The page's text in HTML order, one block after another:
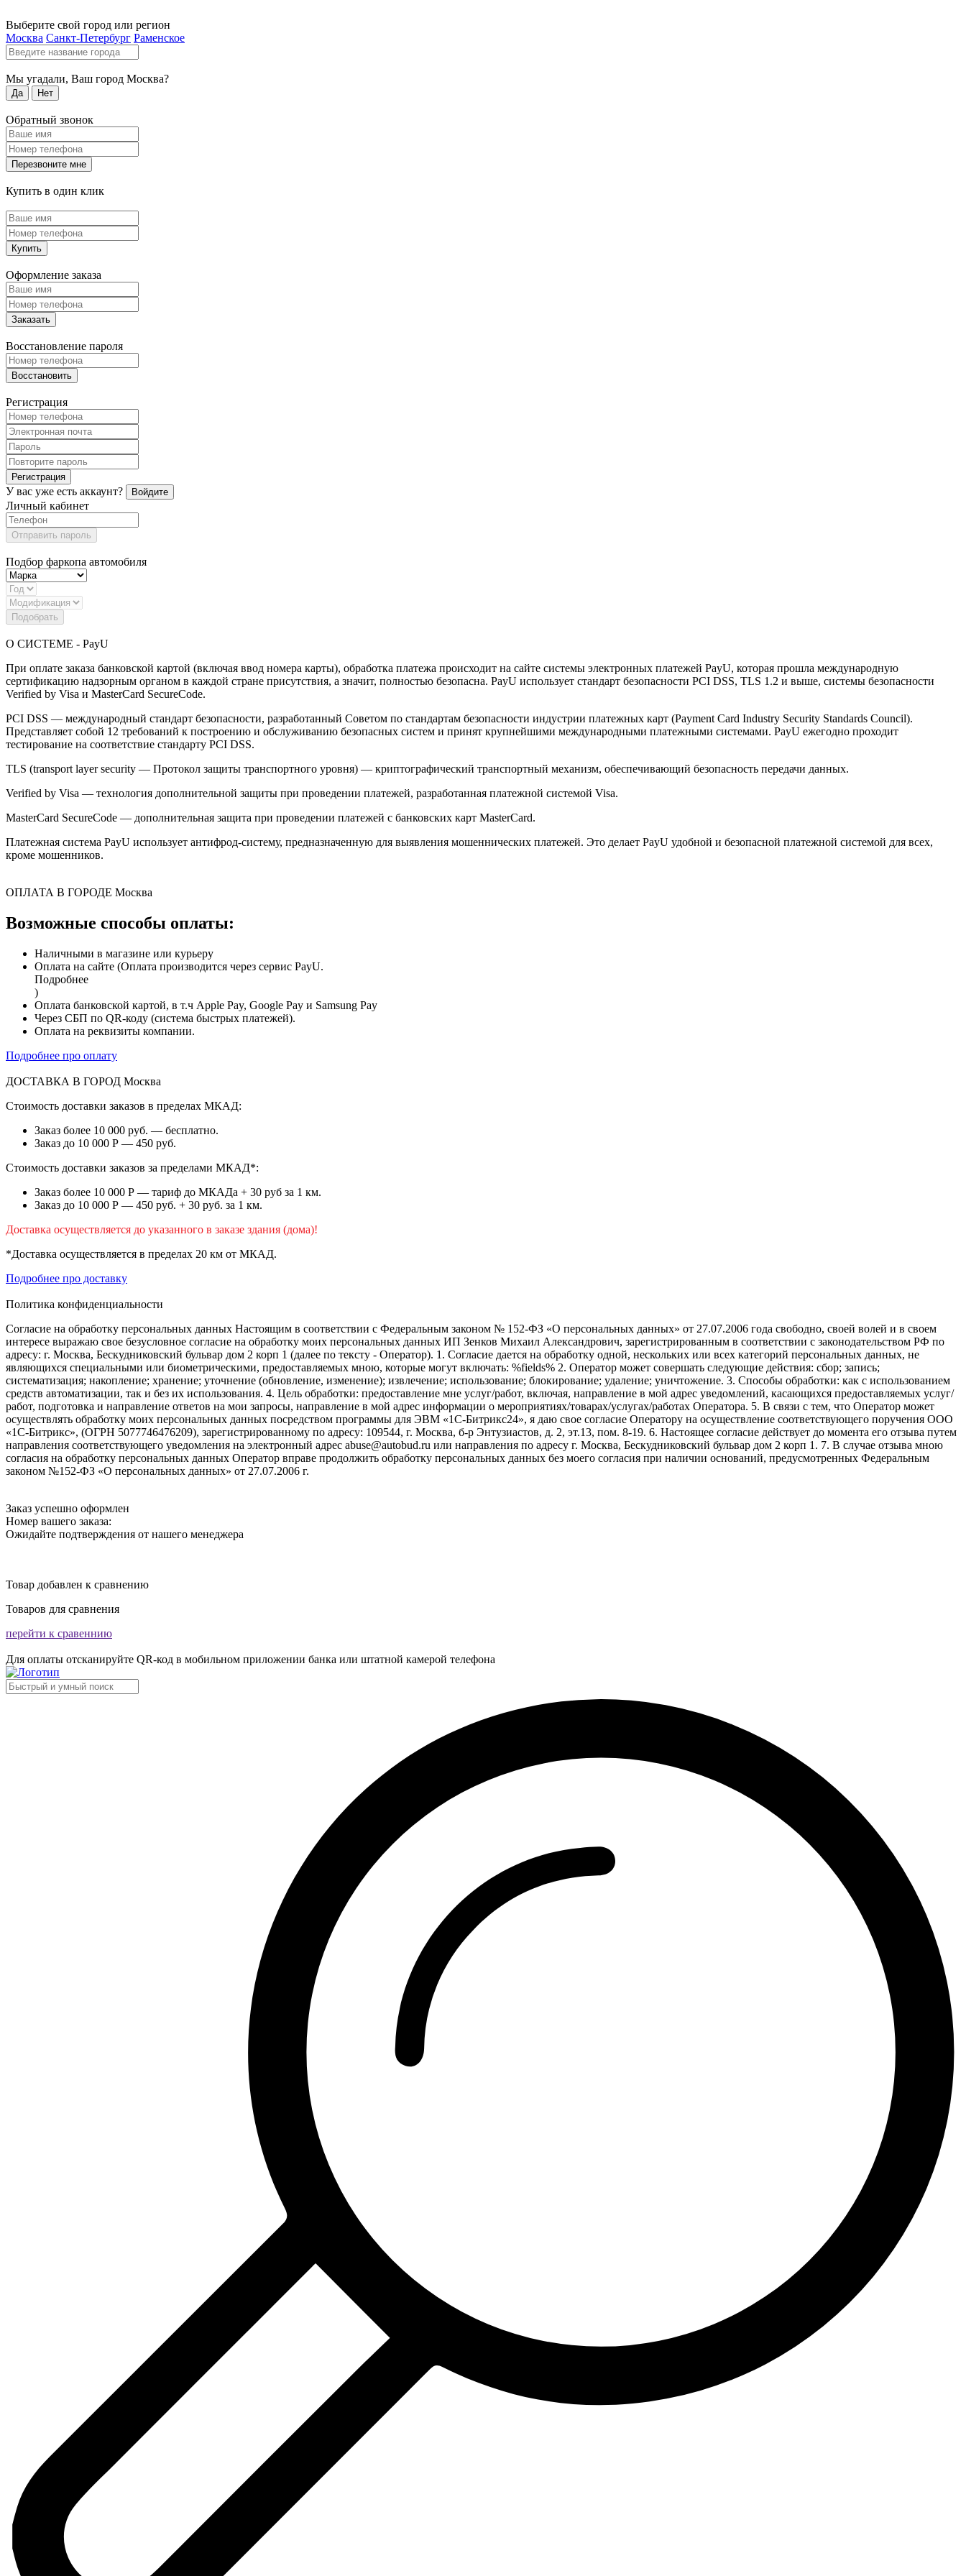
Выберите свой город или регион
Москва Санкт-Петербург Раменское
Мы угадали, Ваш город Москва?
Да Нет
Обратный звонок
Перезвоните мне
Купить в один клик
Купить
Оформление заказа
Заказать
Восстановление пароля
Восстановить
Регистрация
Регистрация
У вас уже есть аккаунт? Войдите
Личный кабинет
Отправить пароль
Подбор фаркопа автомобиля
Подобрать
О СИСТЕМЕ - PayU
При оплате заказа банковской картой (включая ввод номера карты), обработка платежа происходит на сайте системы электронных платежей PayU, которая прошла международную
сертификацию надзорным органом в каждой стране присутствия, а значит, полностью безопасна. PayU использует стандарт безопасности PCI DSS, TLS 1.2 и выше, системы безопасности
Verified by Visa и MasterCard SecureCode.
PCI DSS — международный стандарт безопасности, разработанный Советом по стандартам безопасности индустрии платежных карт (Payment Card Industry Security Standards Council).
Представляет собой 12 требований к построению и обслуживанию безопасных систем и принят крупнейшими международными платежными системами. PayU ежегодно проходит
тестирование на соответствие стандарту PCI DSS.
TLS (transport layer security — Протокол защиты транспортного уровня) — криптографический транспортный механизм, обеспечивающий безопасность передачи данных.
Verified by Visa — технология дополнительной защиты при проведении платежей, разработанная платежной системой Visa.
MasterCard SecureCode — дополнительная защита при проведении платежей с банковских карт MasterCard.
Платежная система PayU использует антифрод-систему, предназначенную для выявления мошеннических платежей. Это делает PayU удобной и безопасной платежной системой для всех,
кроме мошенников.
ОПЛАТА В ГОРОДЕ Москва
Возможные способы оплаты:
Наличными в магазине или курьеру
Оплата на сайте (Оплата производится через сервис PayU.
Подробнее
)
Оплата банковской картой, в т.ч Apple Pay, Google Pay и Samsung Pay
Через СБП по QR-коду (система быстрых платежей).
Оплата на реквизиты компании.
Подробнее про оплату
ДОСТАВКА В ГОРОД Москва
Стоимость доставки заказов в пределах МКАД:
Заказ более 10 000 руб. — бесплатно.
Заказ до 10 000 Р — 450 руб.
Стоимость доставки заказов за пределами МКАД*:
Заказ более 10 000 Р — тариф до МКАДа + 30 руб за 1 км.
Заказ до 10 000 Р — 450 руб. + 30 руб. за 1 км.
Доставка осуществляется до указанного в заказе здания (дома)!
*Доставка осуществляется в пределах 20 км от МКАД.
Подробнее про доставку
Политика конфиденциальности
Согласие на обработку персональных данных Настоящим в соответствии с Федеральным законом № 152-ФЗ «О персональных данных» от 27.07.2006 года свободно, своей волей и в своем
интересе выражаю свое безусловное согласие на обработку моих персональных данных ИП Зенков Михаил Александрович, зарегистрированным в соответствии с законодательством РФ по
адресу: г. Москва, Бескудниковский бульвар дом 2 корп 1 (далее по тексту - Оператор). 1. Согласие дается на обработку одной, нескольких или всех категорий персональных данных, не
являющихся специальными или биометрическими, предоставляемых мною, которые могут включать: %fields% 2. Оператор может совершать следующие действия: сбор; запись;
систематизация; накопление; хранение; уточнение (обновление, изменение); извлечение; использование; блокирование; удаление; уничтожение. 3. Способы обработки: как с использованием
средств автоматизации, так и без их использования. 4. Цель обработки: предоставление мне услуг/работ, включая, направление в мой адрес уведомлений, касающихся предоставляемых услуг/
работ, подготовка и направление ответов на мои запросы, направление в мой адрес информации о мероприятиях/товарах/услугах/работах Оператора. 5. В связи с тем, что Оператор может
осуществлять обработку моих персональных данных посредством программы для ЭВМ «1С-Битрикс24», я даю свое согласие Оператору на осуществление соответствующего поручения ООО
«1С-Битрикс», (ОГРН 5077746476209), зарегистрированному по адресу: 109544, г. Москва, б-р Энтузиастов, д. 2, эт.13, пом. 8-19. 6. Настоящее согласие действует до момента его отзыва путем
направления соответствующего уведомления на электронный адрес abuse@autobud.ru или направления по адресу г. Москва, Бескудниковский бульвар дом 2 корп 1. 7. В случае отзыва мною
согласия на обработку персональных данных Оператор вправе продолжить обработку персональных данных без моего согласия при наличии оснований, предусмотренных Федеральным
законом №152-ФЗ «О персональных данных» от 27.07.2006 г.
Заказ успешно оформлен
Номер вашего заказа:
Ожидайте подтверждения от нашего менеджера
Товар добавлен к сравнению
Товаров для сравнения
перейти к сравеннию
Для оплаты отсканируйте QR-код в мобильном приложении банка или штатной камерой телефона